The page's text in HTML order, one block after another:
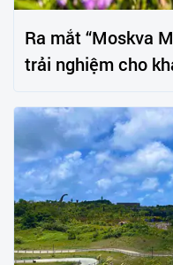
Ra mắt “Moskva
trải nghiệm cho